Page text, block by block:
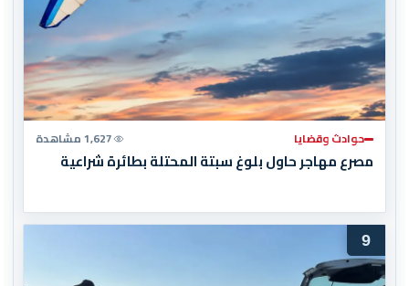
حوادث وقضايا 1,627 مشاهدة
مصرع مهاجر حاول بلوغ سبتة المحتلة بطائرة شراعية
9